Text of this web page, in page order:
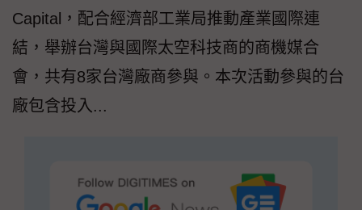
Capital，配合經濟部工業局推動產業國際連
結，舉辦台灣與國際太空科技商的商機媒合
會，共有8家台灣廠商參與。本次活動參與的台
廠包含投入...